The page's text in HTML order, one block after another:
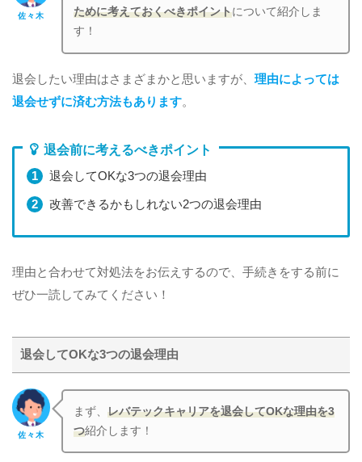
佐々木
ために考えておくべきポイントについて紹介しま
す！
退会したい理由はさまざまかと思いますが、 理由によっては
退会せずに済む方法もあります。
退会前に考えるべきポイント
退会してOKな3つの退会理由
改善できるかもしれない2つの退会理由
理由と合わせて対処法をお伝えするので、手続きをする前に
ぜひ一読してみてください！
退会してOKな3つの退会理由
佐々木
まず、レバテックキャリアを退会してOKな理由を3
つ紹介します！